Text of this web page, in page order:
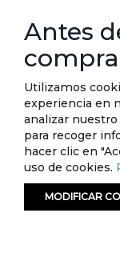
Conoce toda la
eventos y ofertas.
Subscríbete a
©
Antes
Utilizamos
experiencia en
analizar
para recoger
hacer clic en
uso de cookies.
MODIFICAR